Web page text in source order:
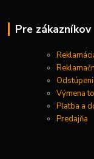
Pre zákazníkov
Výmena
Platba a
Predajňa